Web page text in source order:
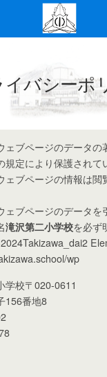
イバシーポ
ェブページのデータの
定により保護されて
ェブページの情報は閲
ェブページのデータを
滝沢第二小学校を必ず
wp
学校〒020-0611
156番地8